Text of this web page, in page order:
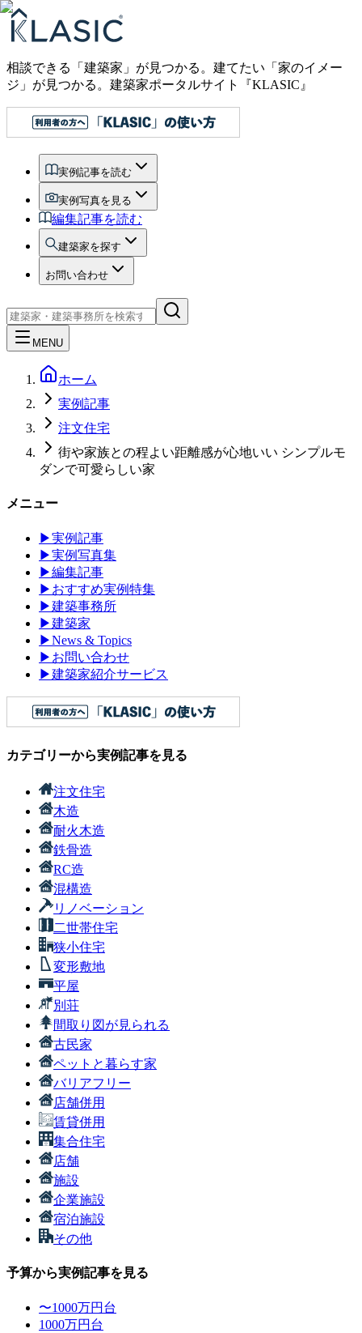
相談できる「建築家」が見つかる。建てたい「家のイメー
ジ」が見つかる。 建築家ポータルサイト『KLASIC』
実例記事を読む
実例写真を見る
編集記事を読む
建築家を探す
お問い合わせ
MENU
ホーム
実例記事
注文住宅
街や家族との程よい距離感が心地いい シンプルモ
ダンで可愛らしい家
メニュー
▶実例記事
▶実例写真集
▶編集記事
▶ おすすめ実例特集
▶建築事務所
▶建築家
▶News & Topics
▶ お問い合わせ
▶建築家紹介サービス
カテゴリーから実例記事を見る
注文住宅
木造
耐火木造
鉄骨造
RC造
混構造
リノベーション
二世帯住宅
狭小住宅
変形敷地
平屋
別荘
間取り図が見られる
古民家
ペットと暮らす家
バリアフリー
店舗併用
賃貸併用
集合住宅
店舗
施設
企業施設
宿泊施設
その他
予算から実例記事を見る
〜1000万円台
1000万円台